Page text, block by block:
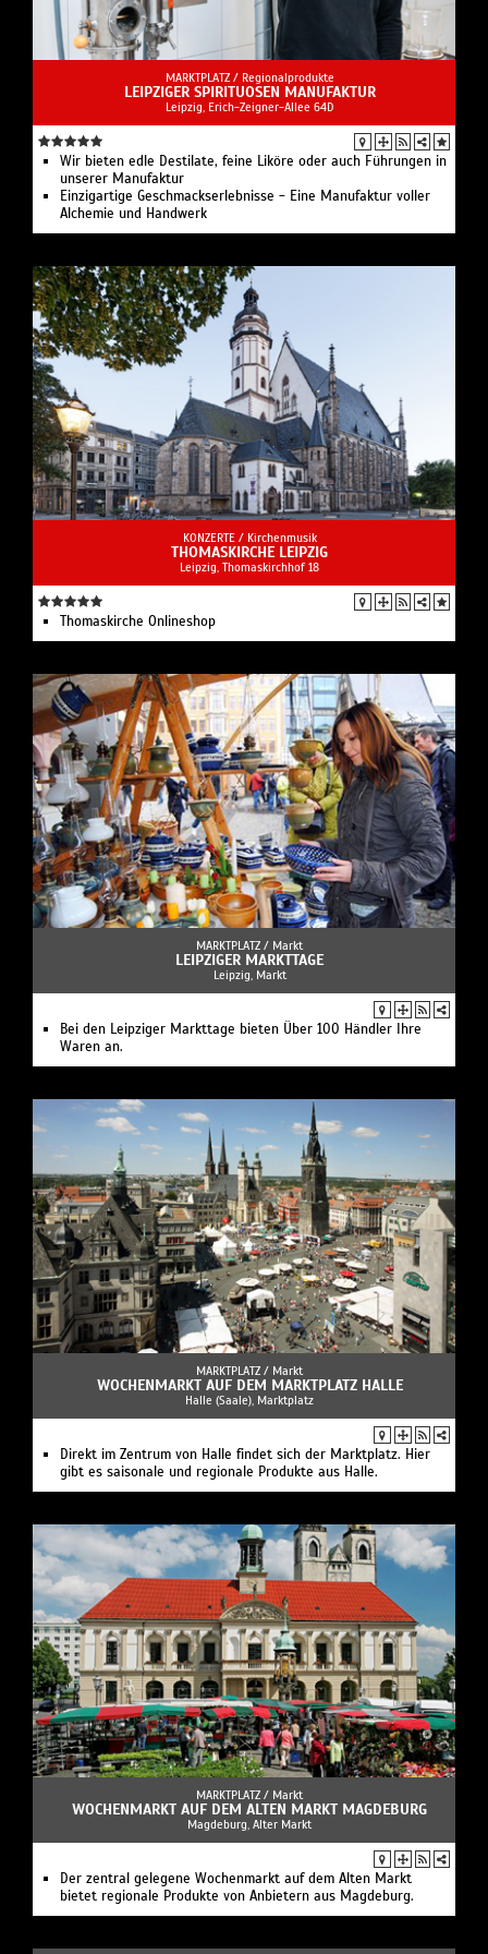
MARKTPLATZ / Regionalprodukte
LEIPZIGER SPIRITUOSEN MANUFAKTUR
Leipzig, Erich-Zeigner-Allee 64D
Wir bieten edle Destilate, feine Liköre oder auch Führungen in
unserer Manufaktur
Einzigartige Geschmackserlebnisse - Eine Manufaktur voller
Alchemie und Handwerk
KONZERTE / Kirchenmusik
THOMASKIRCHE LEIPZIG
Leipzig, Thomaskirchhof 18
Thomaskirche Onlineshop
MARKTPLATZ / Markt
LEIPZIGER MARKTTAGE
Leipzig, Markt
Bei den Leipziger Markttage bieten Über 100 Händler Ihre
Waren an.
MARKTPLATZ / Markt
WOCHENMARKT AUF DEM MARKTPLATZ HALLE
Halle (Saale), Marktplatz
Direkt im Zentrum von Halle findet sich der Marktplatz. Hier
gibt es saisonale und regionale Produkte aus Halle.
MARKTPLATZ / Markt
WOCHENMARKT AUF DEM ALTEN MARKT MAGDEBURG
Magdeburg, Alter Markt
Der zentral gelegene Wochenmarkt auf dem Alten Markt
bietet regionale Produkte von Anbietern aus Magdeburg.